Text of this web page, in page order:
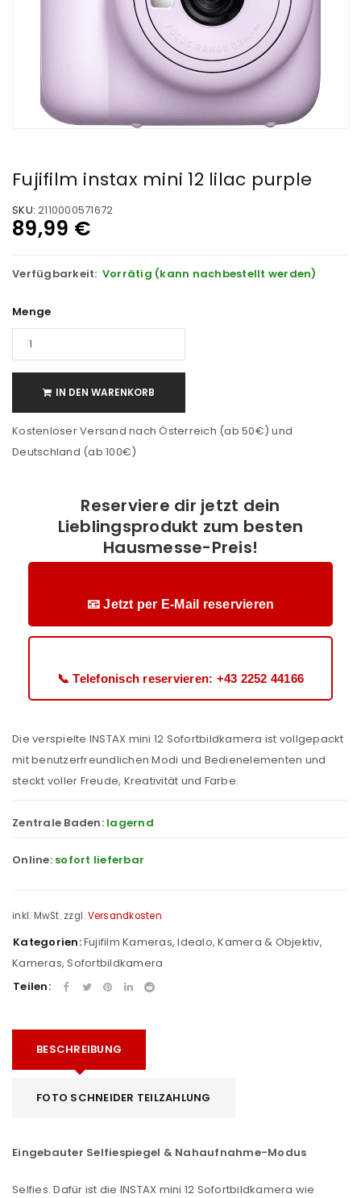
Fujifilm instax mini 12 lilac purple
SKU: 2110000571672
89,99 €
Verfügbarkeit: Vorrätig (kann nachbestellt werden)
Menge
IN DEN WARENKORB
Kostenloser Versand nach Österreich (ab 50€) und
Deutschland (ab 100€)
Reserviere dir jetzt dein
Lieblingsprodukt zum besten
Hausmesse-Preis!
📧 Jetzt per E-Mail reservieren
📞 Telefonisch reservieren: +43 2252 44166
Die verspielte INSTAX mini 12 Sofortbildkamera ist vollgepackt
mit benutzerfreundlichen Modi und Bedienelementen und
steckt voller Freude, Kreativität und Farbe.
Zentrale Baden: lagernd
Online: sofort lieferbar
inkl. MwSt. zzgl. Versandkosten
Kategorien:Fujifilm Kameras,Idealo,Kamera & Objektiv,
Kameras,Sofortbildkamera
Teilen:
BESCHREIBUNG
FOTO SCHNEIDER TEILZAHLUNG
Eingebauter Selfiespiegel & Nahaufnahme-Modus
Selfies. Dafür ist die INSTAX mini 12 Sofortbildkamera wie